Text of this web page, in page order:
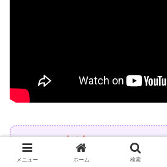
ラジオ出演してます
毎月１回（第４土曜日）出演している
メニュー ホーム 検索